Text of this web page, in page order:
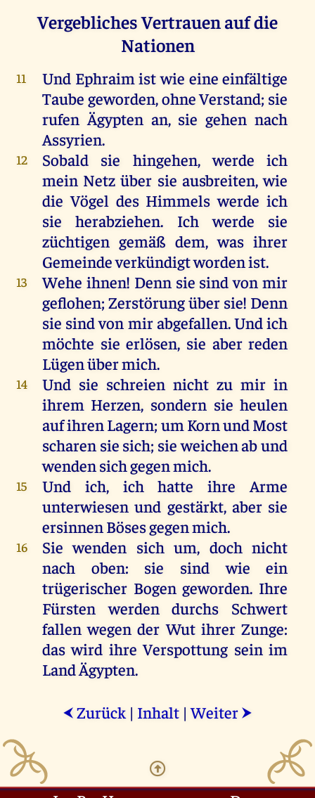
Vergebliches Vertrauen auf die
Nationen
11 Und Ephraim ist wie eine einfältige
Taube geworden,ohneVerstand; sie
rufen Ägypten an, sie gehen nach
Assyrien.
12 Sobald sie hingehen,werde
ich
mein Netz über sie ausbreiten,wie
die Vögel des Himmels werde ich
sie herabziehen. Ich werde
sie
züchtigengemäß dem,was ihrer
Gemeindeverkündigtwordenist.
13 Wehe ihnen! Denn sie sind von mir
geflohen; Zerstörungüber sie! Denn
sie sindvon mirabgefallen.Undich
möchte sie erlösen, sie aber reden
Lügenübermich.
14 Und sie schreien nicht zu mir in
ihrem Herzen, sondern sie heulen
aufihrenLagern; um KornundMost
scharen sie sich; sieweichenabund
wendensichgegenmich.
15 Und ich, ich hatte ihre
Arme
unterwiesen und gestärkt, aber sie
ersinnenBösesgegenmich.
16 Sie wenden sich um, doch nicht
nach
oben: sie sind wie
ein
trügerischer Bogen geworden. Ihre
Fürsten
werden durchs
Schwert
fallen wegen der Wut ihrer Zunge:
das wird ihre Verspottung sein im
LandÄgypten.
⮜ Zurück | Inhalt |Weiter ⮞